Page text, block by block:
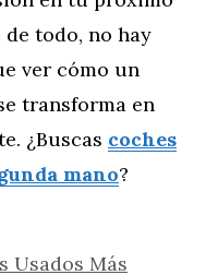
todo, no hay
ver cómo un
transforma en
¿Buscas coches
mano?
Usados Más